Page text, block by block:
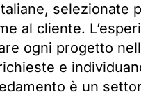
selezionate
al cliente.
ogni progetto
e
è un